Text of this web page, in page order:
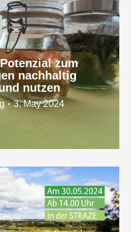
zum
nachhaltig
nutzen
3. May 2024